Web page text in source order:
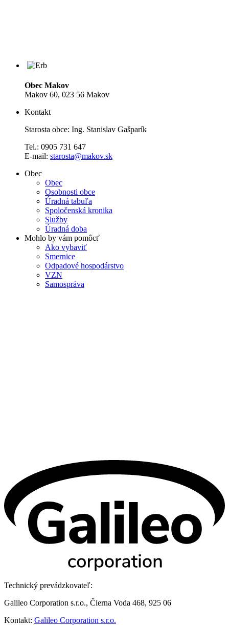
Obec Makov
Makov 60, 023 56 Makov
Kontakt
Starosta obce: Ing. Stanislav Gašparík
Tel.: 0905 731 647
E-mail: starosta@makov.sk
Obec
Obec
Osobnosti obce
Úradná tabuľa
Spoločenská kronika
Služby
Úradná doba
Mohlo by vám pomôcť
Ako vybaviť
Smernice
Odpadové hospodárstvo
VZN
Samospráva
Technický prevádzkovateľ:
Galileo Corporation s.r.o., Čierna Voda 468, 925 06
Kontakt: Galileo Corporation s.r.o.